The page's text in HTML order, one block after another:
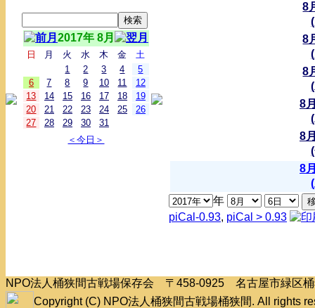
2017年 8月
日 月 火 水 木 金
土
1
2 3 4
5
6
7 8 9 10 11
12
13
14 15 16 17 18
19
20
21 22 23 24 25
26
27
28 29 30
31
＜今日＞
8
8
8
8
8
8
年
piCal-0.93, piCal > 0.93
NPO法人桶狭間古戦場保存会 〒458-0925 名古屋市緑区
Copyright (C) NPO法人桶狭間古戦場桶狭間. All rights